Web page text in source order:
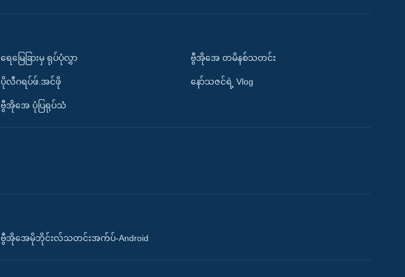
ရေမြေခြားမှ ရုပ်ပုံလွှာ
ပိုလီဂရပ်ဖ်.အင်ဖို
ဗွီအိုအေ ပုံပြရုပ်သံ
ဗွီအိုအေ တမိနစ်သတင်း
နော်သဇင်ရဲ့ Vlog
ဗွီအိုအေမိုဘိုင်းလ်သတင်းအက်ပ်-Android